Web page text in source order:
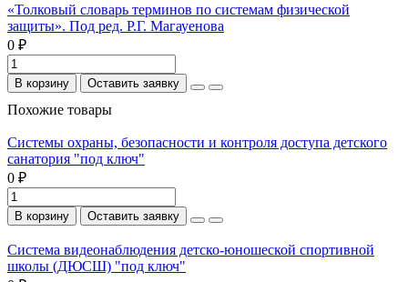
«Толковый словарь терминов по системам физической
защиты». Под ред. Р.Г. Магауенова
0 ₽
В корзину Оставить заявку
Похожие товары
Системы охраны, безопасности и контроля доступа детского
санатория "под ключ"
0 ₽
В корзину Оставить заявку
Система видеонаблюдения детско-юношеской спортивной
школы (ДЮСШ) "под ключ"